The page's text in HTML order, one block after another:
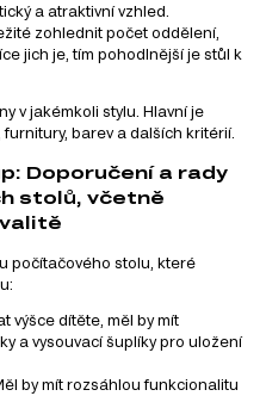
a atraktivní vzhled.
zohlednit počet oddělení,
jich je, tím pohodlnější je stůl k
v jakémkoli stylu. Hlavní je
barev a dalších kritérií.
Doporučení a rady
stolů, včetně
počítačového stolu, které
výšce dítěte, měl by mít
a vysouvací šuplíky pro uložení
by mít rozsáhlou funkcionalitu